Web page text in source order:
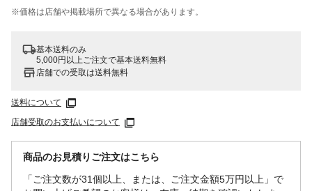
※価格は​店舗や​掲載場所で​異なる​場合が​あります。
基本送料のみ
5,000円以上ご注文で基本送料無料
店舗での受取は送料無料
送料について
店舗受取のお支払いについて
商品のお見積りご注文はこちら
「ご注文数が31個以上、または、ご注文金額5万円以上」で